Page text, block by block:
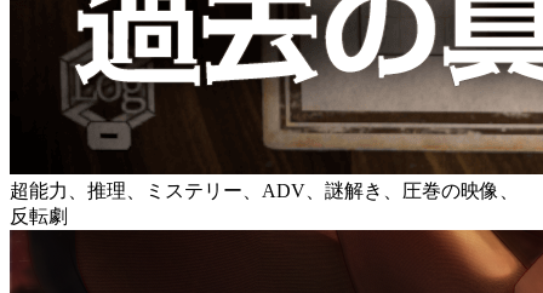
超能力、推理、ミステリー、ADV、謎解き、圧巻の映像、
反転劇